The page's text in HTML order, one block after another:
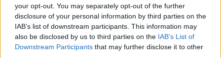
your opt-out. You may separately opt-out of the further
disclosure of your personal information by third parties on the
IAB’s list of downstream participants. This information may
also be disclosed by us to third parties on the IAB’s List of
Downstream Participants that may further disclose it to other
Continuez la lecture